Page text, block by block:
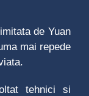
de Yuan
mai repede
tehnici si